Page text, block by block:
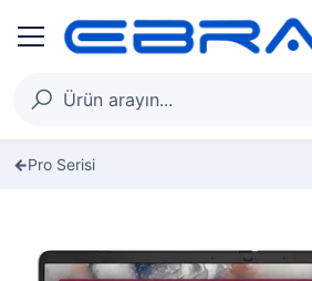
Pro Serisi